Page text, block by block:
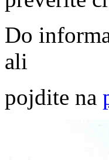
Do
ali
pojdite na